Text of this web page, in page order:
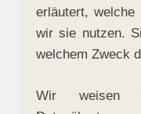
erläutert, welche
wir sie nutzen.
welchem Zweck
Wir weisen